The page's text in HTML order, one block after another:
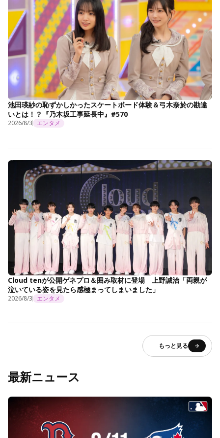
池田瑛紗の恥ずかしかったスケートボード体験＆弓木奈於の勘違
いとは！？『乃木坂工事延長中』#570
2026/8/3 エンタメ
Cloud tenが公開ゲネプロ＆囲み取材に登場 上野誠治「両親が
泣いている姿を見たら感極まってしまいました」
2026/8/3 エンタメ
もっと見る
最新ニュース